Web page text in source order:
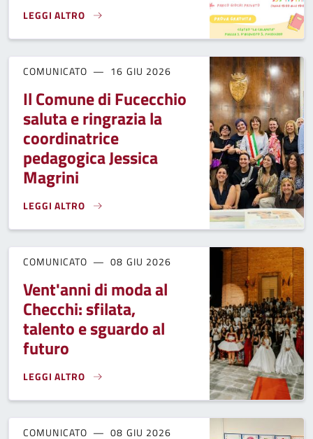
LEGGI ALTRO
"BAMBINI AL CENTRO", NUOVO SERVIZIO EDUCATIVO
COMUNICATO 16 GIU 2026
Il Comune di Fucecchio
saluta e ringrazia la
coordinatrice
pedagogica Jessica
Magrini
LEGGI ALTRO
IL COMUNE DI FUCECCHIO SALUTA E RINGRAZIA LA
COMUNICATO 08 GIU 2026
Vent'anni di moda al
Checchi: sfilata,
talento e sguardo al
futuro
LEGGI ALTRO
VENT'ANNI DI MODA AL CHECCHI: SFILATA, TALENTO E
COMUNICATO 08 GIU 2026